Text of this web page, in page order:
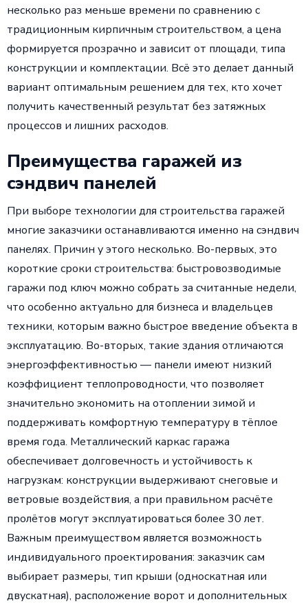
несколько раз меньше времени по сравнению с
традиционным кирпичным строительством, а цена
формируется прозрачно и зависит от площади, типа
конструкции и комплектации. Всё это делает данный
вариант оптимальным решением для тех, кто хочет
получить качественный результат без затяжных
процессов и лишних расходов.
Преимущества гаражей из
сэндвич панелей
При выборе технологии для строительства гаражей
многие заказчики останавливаются именно на сэндвич
панелях. Причин у этого несколько. Во-первых, это
короткие сроки строительства: быстровозводимые
гаражи под ключ можно собрать за считанные недели,
что особенно актуально для бизнеса и владельцев
техники, которым важно быстрое введение объекта в
эксплуатацию. Во-вторых, такие здания отличаются
энергоэффективностью — панели имеют низкий
коэффициент теплопроводности, что позволяет
значительно экономить на отоплении зимой и
поддерживать комфортную температуру в тёплое
время года. Металлический каркас гаража
обеспечивает долговечность и устойчивость к
нагрузкам: конструкции выдерживают снеговые и
ветровые воздействия, а при правильном расчёте
пролётов могут эксплуатироваться более 30 лет.
Важным преимуществом является возможность
индивидуального проектирования: заказчик сам
выбирает размеры, тип крыши (односкатная или
двускатная), расположение ворот и дополнительных